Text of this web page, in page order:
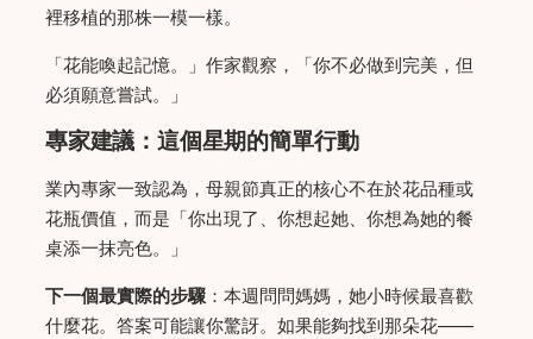
裡移植的那株一模一樣。
「花能喚起記憶。」作家觀察，「你不必做到完美，但
必須願意嘗試。」
專家建議：這個星期的簡單行動
業內專家一致認為，母親節真正的核心不在於花品種或
花瓶價值，而是「你出現了、你想起她、你想為她的餐
桌添一抹亮色。」
下一個最實際的步驟 ：本週問問媽媽，她小時候最喜歡
什麼花。答案可能讓你驚訝。如果能夠找到那朵花——